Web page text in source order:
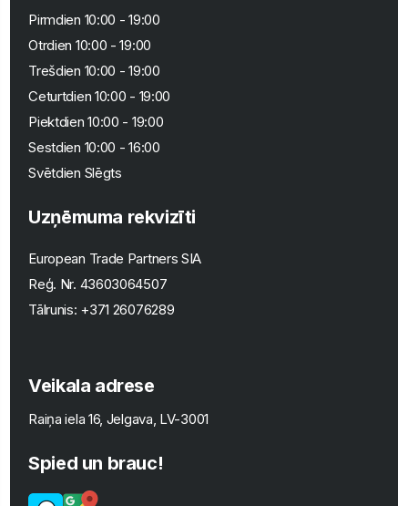
Pirmdien 10:00 - 19:00
Otrdien 10:00 - 19:00
Trešdien 10:00 - 19:00
Ceturtdien 10:00 - 19:00
Piektdien 10:00 - 19:00
Sestdien 10:00 - 16:00
Svētdien Slēgts
Uzņēmuma rekvizīti
European Trade Partners SIA
Reģ. Nr. 43603064507
Tālrunis: +371 26076289
Veikala adrese
Raiņa iela 16, Jelgava, LV-3001
Spied un brauc!